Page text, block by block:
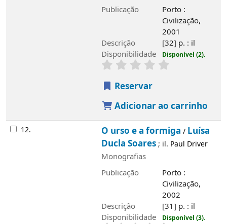
Publicação
Porto :
Civilização,
2001
Descrição
[32] p. : il
Disponibilidade
Disponível (2).
Reservar
Adicionar ao carrinho
12. O urso e a formiga / Luísa
Ducla Soares; il. Paul Driver
Monografias
Publicação
Porto :
Civilização,
2002
Descrição
[31] p. : il
Disponibilidade
Disponível (3).